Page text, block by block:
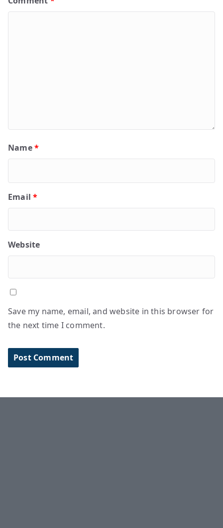
Name*
Email*
Website
Save my name, email, and website in this browser for
the next time I comment.